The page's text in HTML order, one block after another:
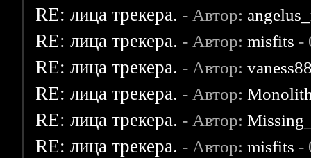
RE: лица трекера. - Автор:
RE: лица трекера. - Автор:misfits -
RE: лица трекера. - Автор:
RE: лица трекера. - Автор:
RE: лица трекера. - Автор:
RE: лица трекера. - Автор:misfits -